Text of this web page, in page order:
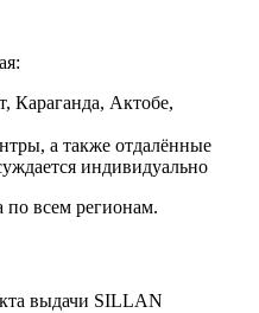
Актобе,
а также отдалённые
индивидуально
по всем регионам.
выдачи SILLAN